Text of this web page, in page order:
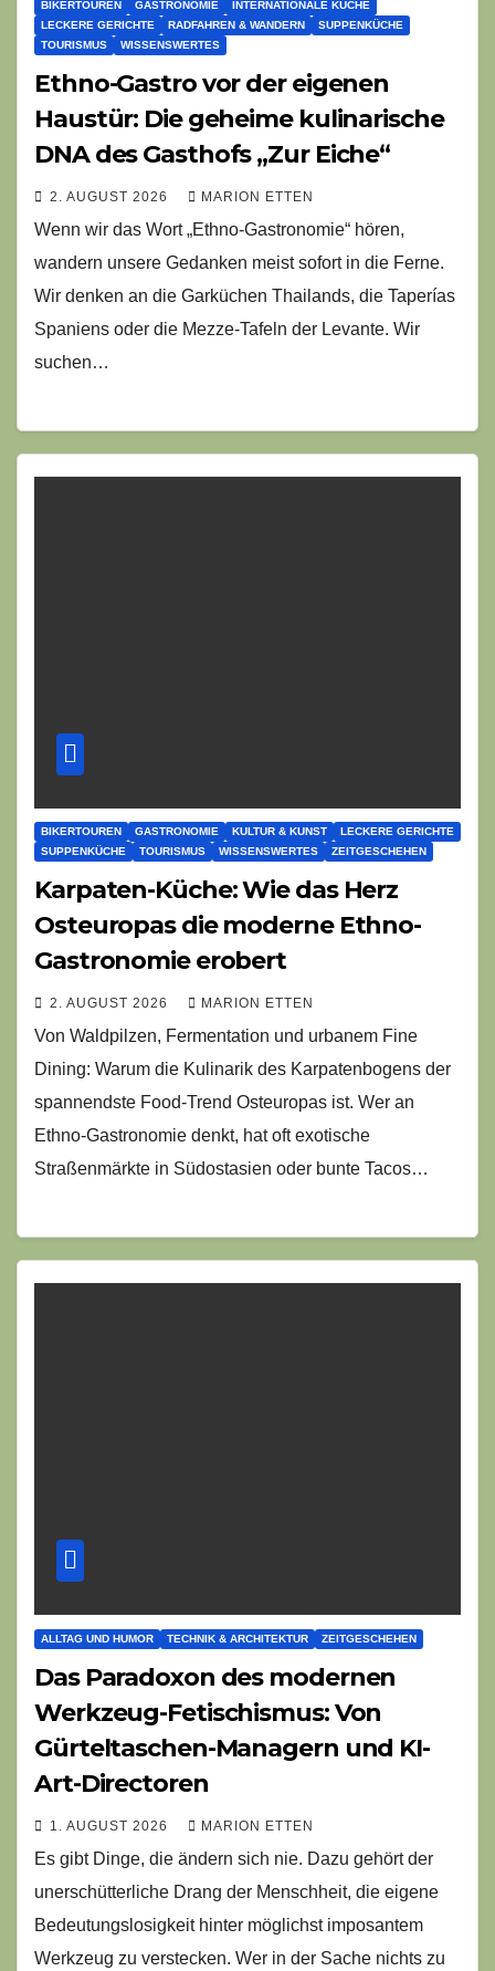
BIKERTOUREN GASTRONOMIE
INTERNATIONALE KÜCHE
LECKERE GERICHTE
RADFAHREN & WANDERN
SUPPENKÜCHE
TOURISMUS
WISSENSWERTES
Ethno-Gastro vor der eigenen
Haustür: Die geheime kulinarische
DNA des Gasthofs „Zur Eiche“
2. AUGUST 2026 MARION ETTEN
Wenn wir das Wort „Ethno-Gastronomie“ hören,
wandern unsere Gedanken meist sofort in die Ferne.
Wir denken an die Garküchen Thailands, die Taperías
Spaniens oder die Mezze-Tafeln der Levante. Wir
suchen…
BIKERTOUREN GASTRONOMIE KULTUR & KUNST
LECKERE GERICHTE
SUPPENKÜCHE
TOURISMUS WISSENSWERTES ZEITGESCHEHEN
Karpaten-Küche: Wie das Herz
Osteuropas die moderne Ethno-
Gastronomie erobert
2. AUGUST 2026 MARION ETTEN
Von Waldpilzen, Fermentation und urbanem Fine
Dining: Warum die Kulinarik des Karpatenbogens der
spannendste Food-Trend Osteuropas ist. Wer an
Ethno-Gastronomie denkt, hat oft exotische
Straßenmärkte in Südostasien oder bunte Tacos…
ALLTAG UND HUMOR TECHNIK & ARCHITEKTUR ZEITGESCHEHEN
Das Paradoxon des modernen
Werkzeug-Fetischismus: Von
Gürteltaschen-Managern und KI-
Art-Directoren
1. AUGUST 2026 MARION ETTEN
Es gibt Dinge, die ändern sich nie. Dazu gehört der
unerschütterliche Drang der Menschheit, die eigene
Bedeutungslosigkeit hinter möglichst imposantem
Werkzeug zu verstecken. Wer in der Sache nichts zu